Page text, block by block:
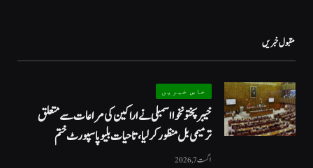
مقبول خبریں
خاص خبریں
خیبرپختونخوا اسمبلی نے اراکین کی مراعات سے متعلق
ترمیمی بل منظور کر لیا، تاحیات بلیو پاسپورٹ ختم
اگست 7, 2026